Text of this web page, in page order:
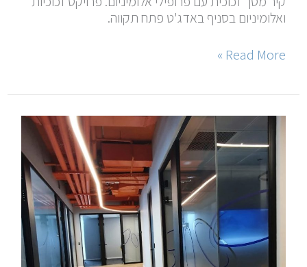
ואלומיניום בסניף באדג'ט פתח תקווה.
Read More »
מחיצות
רצפה
תקרה
למשרדים